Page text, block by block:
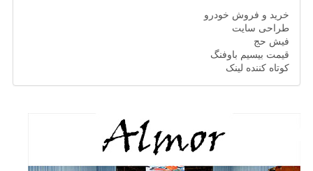
خرید و فروش خودرو
طراحی سایت
فیش حج
قیمت بیسیم باوفنگ
کوتاه کننده لینک